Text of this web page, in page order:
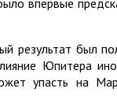
результат был
Юпитера
упасть на